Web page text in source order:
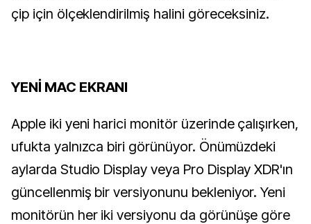
çip için ölçeklendirilmiş halini göreceksiniz.
YENİ MAC EKRANI
Apple iki yeni harici monitör üzerinde çalışırken,
ufukta yalnızca biri görünüyor. Önümüzdeki
aylarda Studio Display veya Pro Display XDR'ın
güncellenmiş bir versiyonunu bekleniyor. Yeni
monitörün her iki versiyonu da görünüşe göre